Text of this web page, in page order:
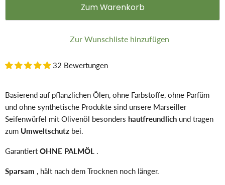
Zum Warenkorb
Zur Wunschliste hinzufügen
32 Bewertungen
Basierend auf pflanzlichen Ölen, ohne Farbstoffe, ohne Parfüm
und ohne synthetische Produkte sind unsere Marseiller
Seifenwürfel mit Olivenöl besonders hautfreundlich und tragen
zum Umweltschutz bei.
Garantiert OHNE PALMÖL .
Sparsam , hält nach dem Trocknen noch länger.